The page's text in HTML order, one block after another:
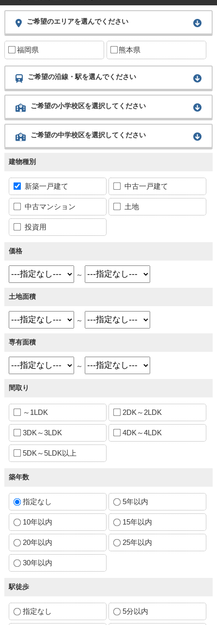
ご希望のエリアを選んでください
福岡県 熊本県
ご希望の沿線・駅を選んでください
ご希望の小学校区を選択してください
ご希望の中学校区を選択してください
建物種別
新築一戸建て 中古一戸建て
中古マンション 土地
投資用
価格
～
土地面積
～
専有面積
～
間取り
～1LDK 2DK～2LDK
3DK～3LDK 4DK～4LDK
5DK～5LDK以上
築年数
指定なし 5年以内
10年以内 15年以内
20年以内 25年以内
30年以内
駅徒歩
指定なし 5分以内